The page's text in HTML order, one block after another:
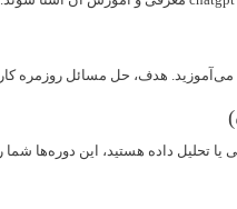
تحلیل داده هستید، این دوره‌ها شما